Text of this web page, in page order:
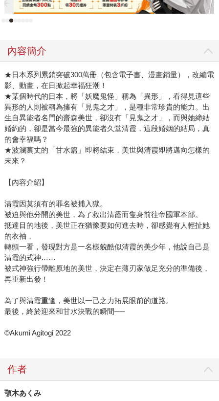
內容簡介
★日本系列累銷突破300萬冊（包含電子書、漫畫銷量），改編電
影、動畫，在日掀起幸福狂潮！
★某個時代的日本，將「妖魔鬼怪」稱為「異形」，看得見這些
異形的人則被稱為擁有「見鬼之才」，是種非常珍貴的能力。出
生自異能者名門的齋森美世，卻沒有「見鬼之才」，而與她締結
婚約的，卻是當今最強的異能者久堂清霞，這段婚姻的結局，真
的會幸福嗎？
★波瀾萬丈的「甘水篇」即將結束，美世與清霞即將邁向怎樣的
未來？
【內容介紹】
清霞因莫須有的罪名被捕入獄。
被迫與他分開的美世，為了救出清霞而隻身前往帝國軍本部。
抵達目的地後，美世正在猶豫要如何進去時，卻感覺有人輕扯她
的衣袖，
轉頭一看，發現對方是一名樣貌酷似清霞的美少年，他說自己是
清霞的式神……
被式神強行帶離原地的美世，決定在薄刃家做足充分的準備後，
再重新出發！
為了與清霞重逢，美世以一己之力拓展眼前的道路。
最後，終於迎來和甘水決戰的瞬間──
©Akumi Agitogi 2022
作者
顎木あくみ